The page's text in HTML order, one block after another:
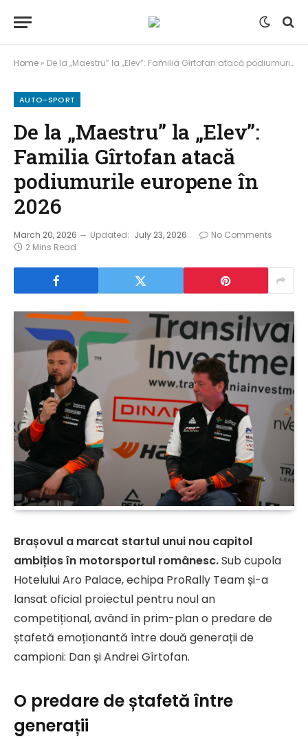
Home » De la „Maestru” la „Elev”: Familia Gîrtofan atacă podiumurile europene în 2026
AUTO-SPORT
De la „Maestru” la „Elev”:
Familia Gîrtofan atacă
podiumurile europene în
2026
March 20, 2026 Updated: July 23, 2026
No Comments
2 Mins Read
Brașovul a marcat startul unui nou capitol
ambițios în motorsportul românesc.Sub cupola
Hotelului Aro Palace, echipa ProRally Team și-a
lansat oficial proiectul pentru noul an
competițional, având în prim-plan o predare de
ștafetă emoționantă între două generații de
campioni: Dan și Andrei Gîrtofan.
O predare de ștafetă între
generații